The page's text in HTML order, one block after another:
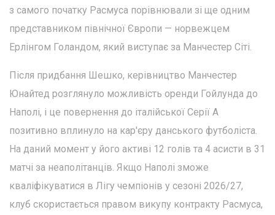
з самого початку Расмуса порівнювали зі ще одним
представником північної Європи — норвежцем
Ерлінгом Голандом, який виступає за Манчестер Сіті.
Після придбання Шешко, керівництво Манчестер
Юнайтед розглянуло можливість оренди Гойлунда до
Наполі, і це повернення до італійської Серії А
позитивно вплинуло на кар'єру данського футболіста.
На даний момент у його активі 12 голів та 4 асисти в 31
матчі за неаполітанців. Якщо Наполі зможе
кваліфікуватися в Лігу чемпіонів у сезоні 2026/27,
клуб скористається правом викупу контракту Расмуса,